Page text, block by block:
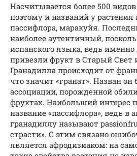
Насчитывается более 500
поэтому и названий у растения
пассифлора, маракуйя.
наиболее аутентичный,
испанского языка, ведь
привезли фрукт в Старый Свет
Гранадилла происходит от
что значит «гранат». Назван он
ассоциации, порожденной
фруктах. Наибольший интерес
название «пассифлора», ведь в
гранадиллу называют
страсти». С этим связано
является афродизиаком: на